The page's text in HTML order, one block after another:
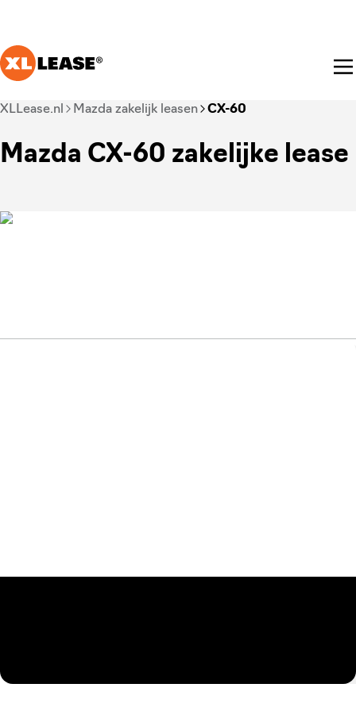
Je bent nu voorbij het hoofdmenu
XLLease.nl Mazda zakelijk leasen CX-60
Mazda CX-60 zakelijke lease